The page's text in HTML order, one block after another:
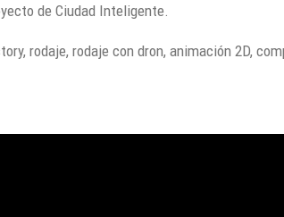
de Ciudad Inteligente.
rodaje, rodaje con dron, animación 2D,